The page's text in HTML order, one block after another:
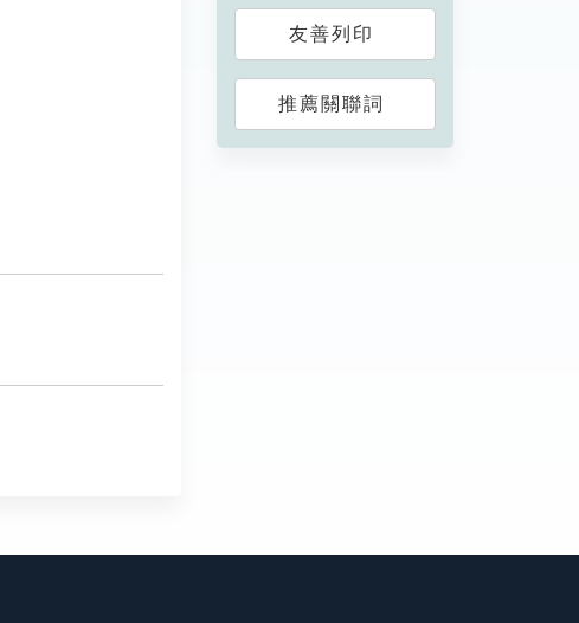
友善列印
推薦關聯詞